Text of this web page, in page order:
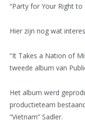
“Party for Your Right to
Hier zijn nog wat
“It Takes a Nation of
tweede album van
Het album werd
productieteam
“Vietnam” Sadler.